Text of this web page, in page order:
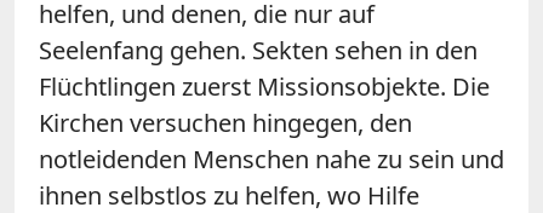
helfen, und denen, die nur auf
Seelenfang gehen. Sekten sehen in den
Flüchtlingen zuerst Missionsobjekte. Die
Kirchen versuchen hingegen, den
notleidenden Menschen nahe zu sein und
ihnen selbstlos zu helfen, wo Hilfe